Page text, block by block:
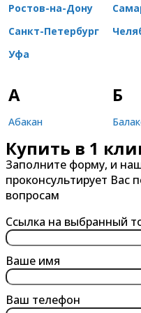
Ростов-на-Дону
Санкт-Петербург
Уфа
А
Абакан
Александров
Альметьевск
Анапа
Арзамас
Армавир
Архангельск
Астрахань
Б
Бийск
Купить в 1
Заполните форму, и
проконсультирует Вас
вопросам
Ссылка на выбранный
Ваше имя
Ваш телефон